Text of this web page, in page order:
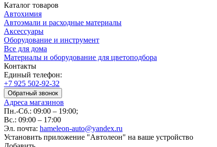
Каталог товаров
Автохимия
Автоэмали и расходные материалы
Аксессуары
Оборудование и инструмент
Все для дома
Материалы и оборудование для цветоподбора
Контакты
Единый телефон:
+7 925 502-92-32
Обратный звонок
Адреса магазинов
Пн.-Сб.: 09:00 – 19:00;
Вс.: 09:00 – 17:00
Эл. почта: hameleon-auto@yandex.ru
Установить приложение "Автолеон" на ваше устройство